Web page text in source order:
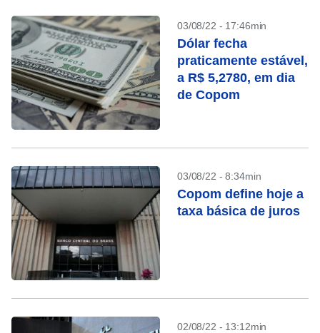
03/08/22 - 17:46min
Dólar fecha
praticamente estável,
a R$ 5,2780, em dia
de Copom
03/08/22 - 8:34min
Copom define hoje a
taxa básica de juros
02/08/22 - 13:12min